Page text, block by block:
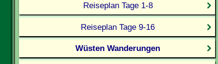
Reiseplan Tage 1-8
Reiseplan Tage 9-16
Wüsten Wanderungen